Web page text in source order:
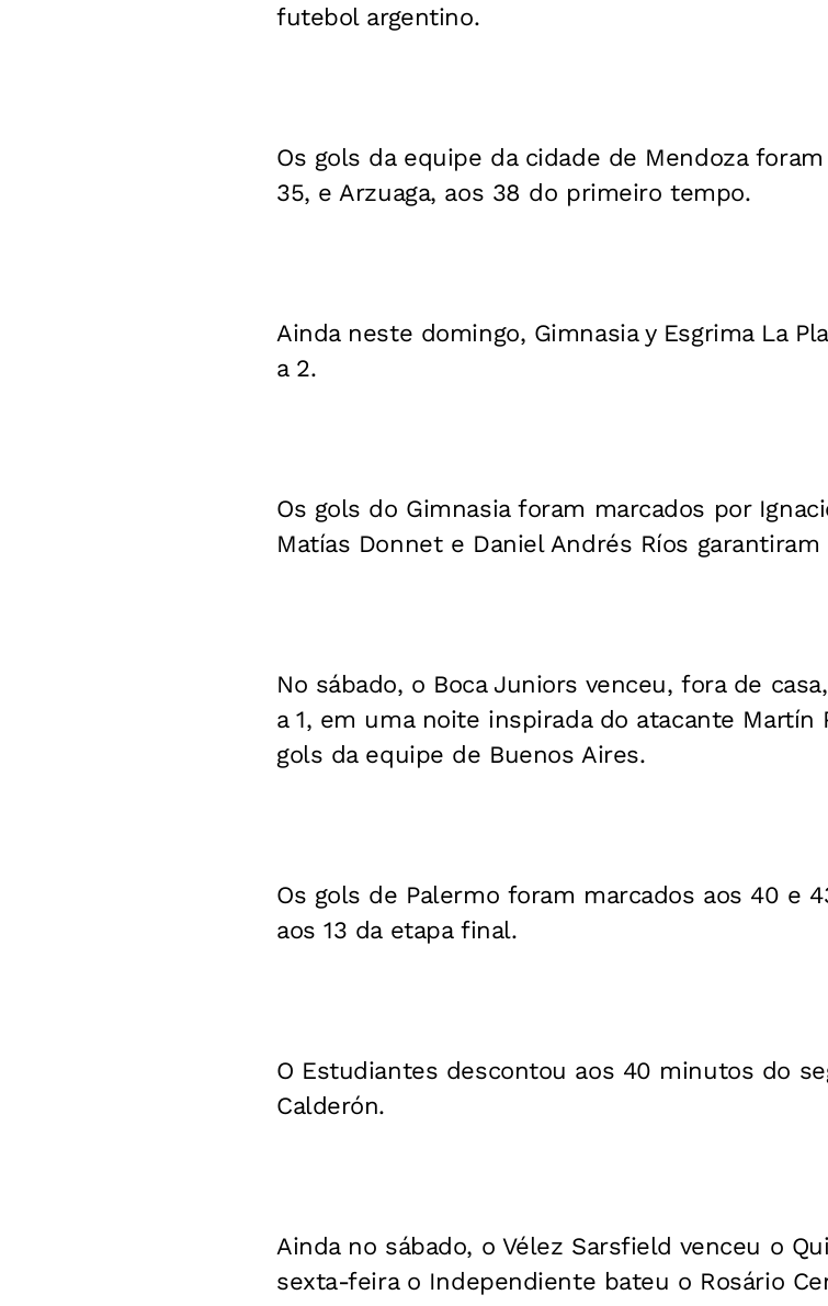
futebol argentino.
Os gols da equipe da cidade de Mendoza
35, e Arzuaga, aos 38 do primeiro tempo.
Ainda neste domingo, Gimnasia y Esgrima La
a 2.
Os gols do Gimnasia foram marcados por
Matías Donnet e Daniel Andrés Ríos
No sábado, o Boca Juniors venceu, fora de
a 1, em uma noite inspirada do atacante
gols da equipe de Buenos Aires.
Os gols de Palermo foram marcados aos 40 e
aos 13 da etapa final.
O Estudiantes descontou aos 40 minutos do
Calderón.
Ainda no sábado, o Vélez Sarsfield venceu o
sexta-feira o Independiente bateu o Rosário